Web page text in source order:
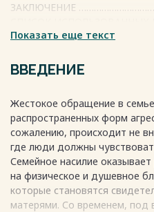
ЗАКЛЮЧЕНИЕ
…….27
Показать еще текст
ВВЕДЕНИЕ
Жестокое обращение в
распространенных форм
сожалению, происходит не
где люди должны
Семейное насилие
на физическое и душевное
которые становятся
матерями. Со временем, под